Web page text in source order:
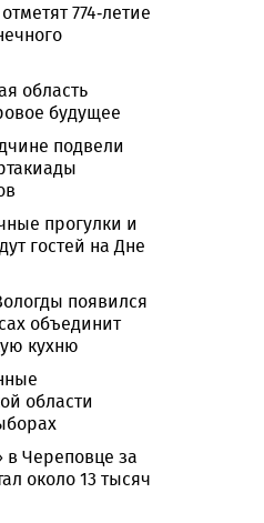
774-летие
область
будущее
подвели
прогулки и
гостей на Дне
появился
объединит
кухню
области
Череповце за
около 13 тысяч